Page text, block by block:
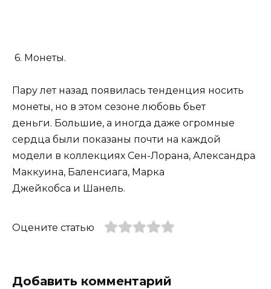
6. Монеты.
Пару лет назад появилась тенденция носить
монеты, но в этом сезоне любовь бьет
деньги. Большие, а иногда даже огромные
сердца были показаны почти на каждой
модели в коллекциях Сен-Лорана, Александра
Маккуина, Баленсиага, Марка
Джейкобса и Шанель.
Оцените статью
Добавить комментарий